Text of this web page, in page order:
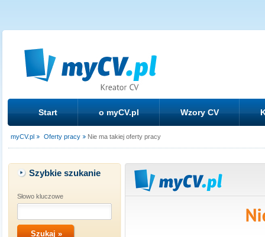
Start o myCV.pl Wzory CV
myCV.pl Oferty pracy Nie ma takiej oferty pracy
Szybkie szukanie
Słowo kluczowe